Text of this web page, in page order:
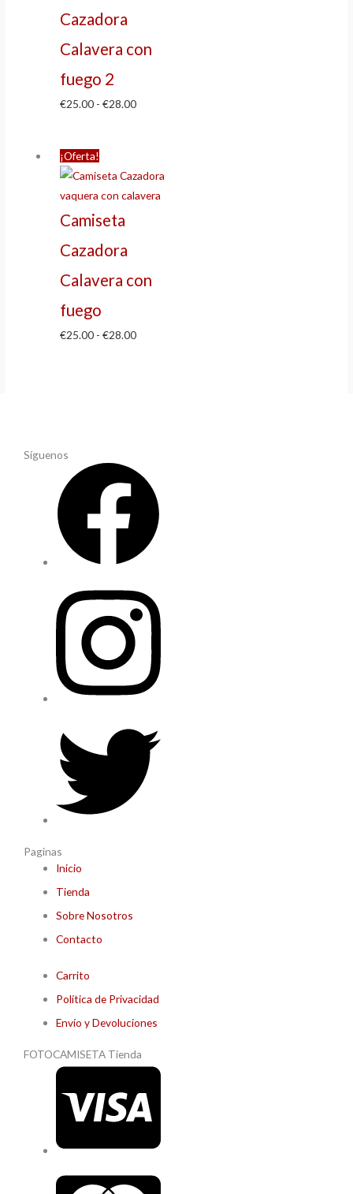
Cazadora
Calavera con
fuego 2
€25.00 - €28.00
¡Oferta!
Camiseta
Cazadora
Calavera con
fuego
€25.00 - €28.00
Síguenos
Paginas
Inicio
Tienda
Sobre Nosotros
Contacto
Carrito
Política de Privacidad
Envío y Devoluciones
FOTOCAMISETA Tienda